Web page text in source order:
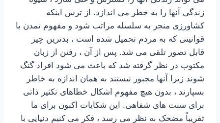
زندگی آنها را به خطر می اندازد. از ترس اینکه
کشاورزی منجر به سلسله مراتب شود و مفهوم تمدن با
قوانینی که به مردم تحمیل شده است ، بدترین چیز
قابل تصور تلقی می شد. پس از آن ، رفتن از زبان
مکتوب در نظر گرفته شد که باعث می شود افراد گنگ
شوند زیرا آنها مجبور نیستند به همان اندازه به خاطر
بسپارند ، بدون هیچ مفهوم اشکال خطاهای تکثیر ذاتی
برای سنت های شفاهی. این شکایات اکنون برای ما
تقریباً مضحک به نظر می رسد ، فکر می کنیم دنیایی با